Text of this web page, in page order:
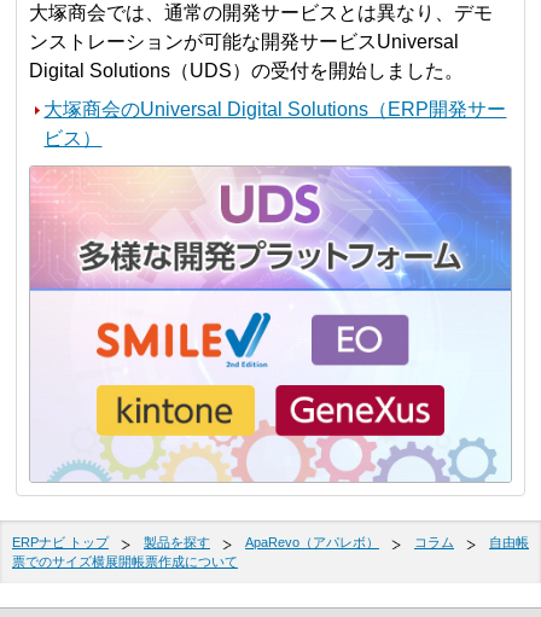
大塚商会では、通常の開発サービスとは異なり、デモ
ンストレーションが可能な開発サービスUniversal
Digital Solutions（UDS）の受付を開始しました。
大塚商会のUniversal Digital Solutions（ERP開発サー
ビス）
ERPナビ トップ 製品を探す ApaRevo（アパレボ） コラム
自由帳
票でのサイズ横展開帳票作成について